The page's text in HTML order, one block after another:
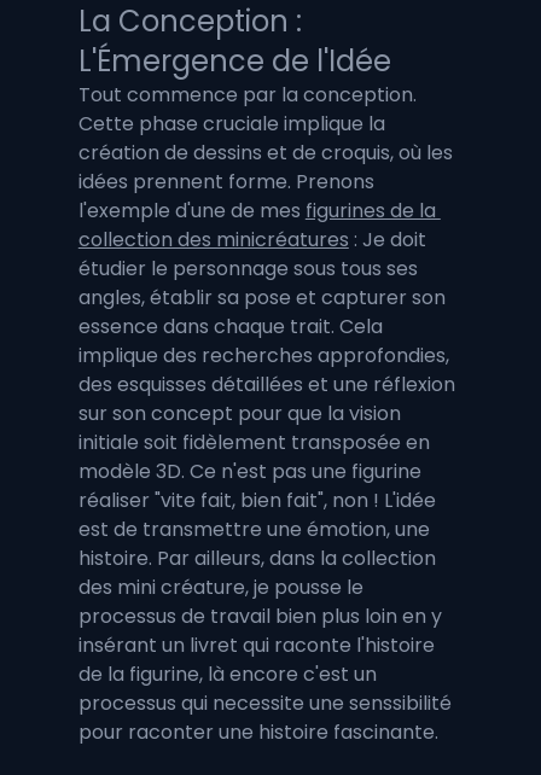
La Conception :
L'Émergence de l'Idée
Tout commence par la conception.
Cette phase cruciale implique la
création de dessins et de croquis, où les
idées prennent forme. Prenons
l'exemple d'une de mes figurines de la
collection des minicréatures : Je doit
étudier le personnage sous tous ses
angles, établir sa pose et capturer son
essence dans chaque trait. Cela
implique des recherches approfondies,
des esquisses détaillées et une réflexion
sur son concept pour que la vision
initiale soit fidèlement transposée en
modèle 3D. Ce n'est pas une figurine
réaliser "vite fait, bien fait", non ! L'idée
est de transmettre une émotion, une
histoire. Par ailleurs, dans la collection
des mini créature, je pousse le
processus de travail bien plus loin en y
insérant un livret qui raconte l'histoire
de la figurine, là encore c'est un
processus qui necessite une senssibilité
pour raconter une histoire fascinante.